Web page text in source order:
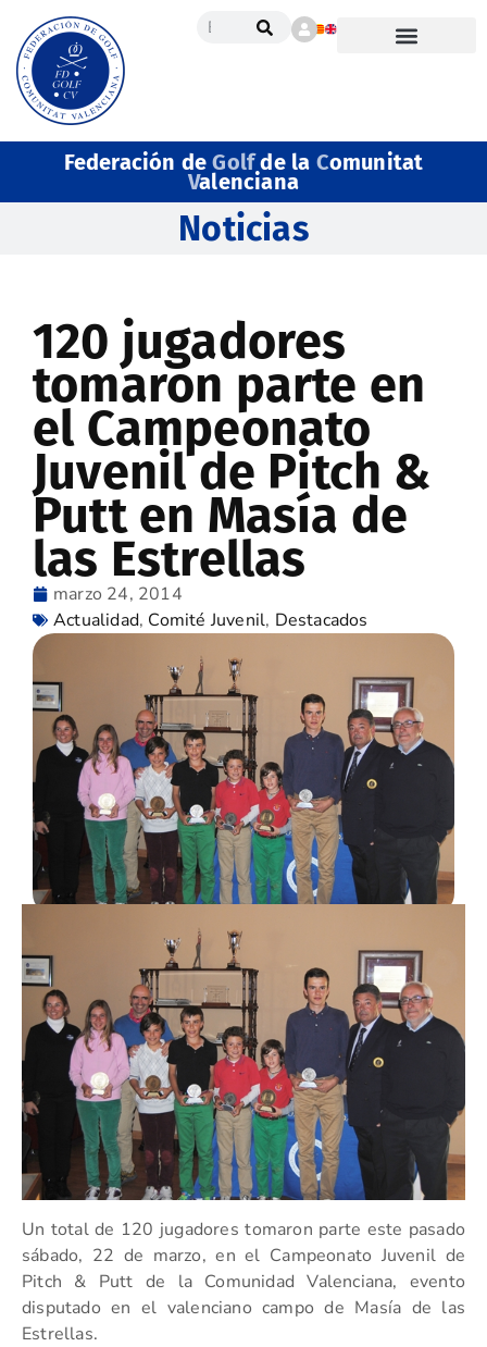
Federación deGolfde la Comunitat
Valenciana
Noticias
120 jugadores
tomaron parte en
el Campeonato
Juvenil de Pitch &
Putt en Masía de
las Estrellas
marzo 24, 2014
Actualidad, Comité Juvenil, Destacados
Un total de 120 jugadores tomaron parte este pasado
sábado, 22 de marzo, en el Campeonato Juvenil de
Pitch & Putt de la Comunidad Valenciana, evento
disputado en el valenciano campo de Masía de las
Estrellas.